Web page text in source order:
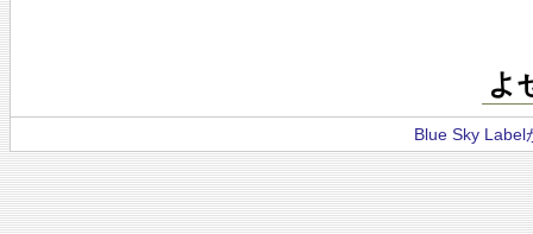
よ
Blue Sky Label